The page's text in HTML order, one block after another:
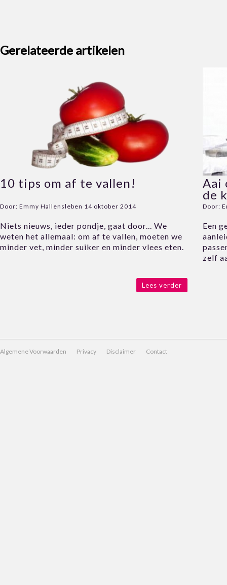
Gerelateerde artikelen
10 tips om af te vallen!
Door: Emmy Hallensleben 14 oktober 2014
Niets nieuws, ieder pondje, gaat door... We
weten het allemaal: om af te vallen, moeten we
minder vet, minder suiker en minder vlees eten.
Lees verder
Aai
de
Door:
Een
zelf
Algemene Voorwaarden Privacy Disclaimer Contact